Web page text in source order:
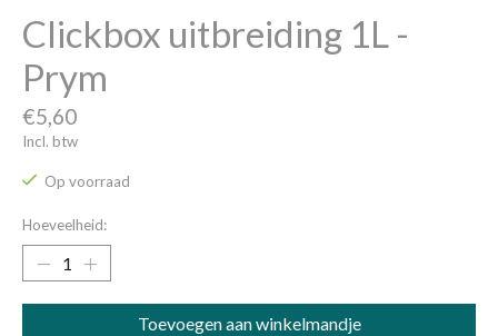
Clickbox uitbreiding 1L -
Prym
€5,60
Incl. btw
Op voorraad
Hoeveelheid:
Toevoegen aan winkelmandje